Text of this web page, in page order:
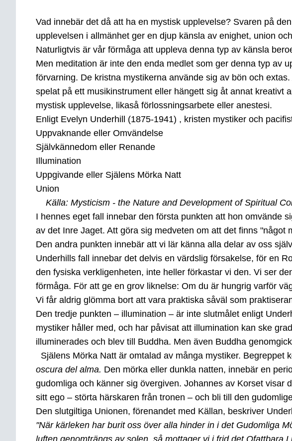
Vad innebär det då att ha en mystisk upplevelse? Svaren på
upplevelsen i allmänhet ger en djup känsla av enighet, union
Naturligtvis är vår förmåga att uppleva denna typ av känsla
Men meditation är inte den enda medlet som ger denna typ av
förvarning. De kristna mystikerna använde sig av bön och
spelat på ett musikinstrument eller hängett sig åt annat kreativt
mystisk upplevelse, likaså förlossningsarbete eller anestesi.
Enligt Evelyn Underhill (1875-1941) , kristen mystiker och
Uppvaknande eller Omvändelse
Självkännedom eller Renande
Illumination
Uppgivande eller Själens Mörka Natt
Union
Källa: Mysticism - the Nature and Development of Spiritual
I hennes eget fall innebar den första punkten att hon omvände
av det Inre Jaget. Att göra sig medveten om att det finns "något
Den andra punkten innebär att vi lär känna alla delar av oss
Underhills fall innebar det delvis en värdslig försakelse, för en
den fysiska verkligenheten, inte heller förkastar vi den. Vi ser
förmåga. För att ge en grov liknelse: Om du är hungrig varför
Vi får aldrig glömma bort att vara praktiska såväl som
Den tredje punkten – illumination – är inte slutmålet enligt
mystiker håller med, och har påvisat att illumination kan ske
illuminerades och blev till Buddha. Men även Buddha
Själens Mörka Natt är omtalad av många mystiker.
oscura del alma. Den mörka eller dunkla natten, innebär en
gudomliga och känner sig övergiven. Johannes av Korset visar
sitt ego – störta härskaren från tronen – och bli till den
Den slutgiltiga Unionen, förenandet med Källan, beskriver
"När kärleken har burit oss över alla hinder in i det Gudomliga
luften genomträngs av solen, så mottager vi i frid det Ofattbara